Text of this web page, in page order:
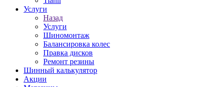
Услуги
Назад
Услуги
Шиномонтаж
Балансировка колес
Правка дисков
Ремонт резины
Шинный калькулятор
Акции